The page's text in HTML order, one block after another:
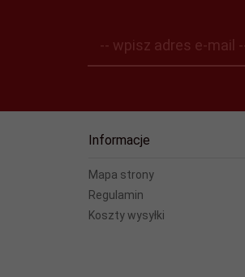
-- wpisz adres e-mail
Informacje
Mapa strony
Regulamin
Koszty wysyłki